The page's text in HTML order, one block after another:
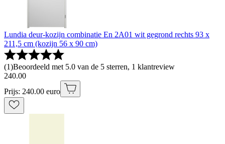
Lundia deur-kozijn combinatie En 2A01 wit gegrond rechts 93 x
211,5 cm (kozijn 56 x 90 cm)
(1)Beoordeeld met 5.0 van de 5 sterren, 1 klantreview
240.00
Prijs: 240.00 euro